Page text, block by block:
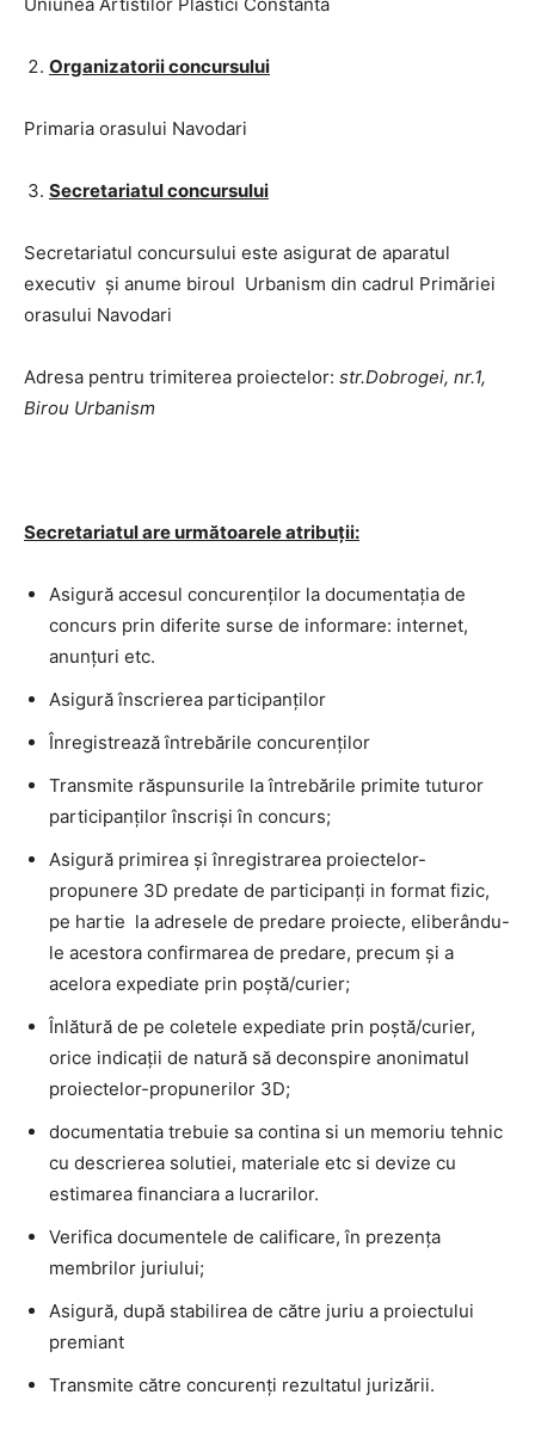
Organizatorii concursului
Primaria orasului Navodari
Secretariatul concursului
Secretariatul concursului este asigurat de aparatul
executiv şi anume biroul Urbanism din cadrul Primăriei
orasului Navodari
Adresa pentru trimiterea proiectelor: str.Dobrogei, nr.1,
Birou Urbanism
Secretariatul are următoarele atribuții:
Asigură accesul concurenţilor la documentaţia de
concurs prin diferite surse de informare: internet,
anunţuri etc.
Asigură înscrierea participanților
Înregistrează întrebările concurenților
Transmite răspunsurile la întrebările primite tuturor
participanților înscriși în concurs;
Asigură primirea și înregistrarea proiectelor-
propunere 3D predate de participanți in format fizic,
pe hartie la adresele de predare proiecte, eliberându-
le acestora confirmarea de predare, precum și a
acelora expediate prin poștă/curier;
Înlătură de pe coletele expediate prin poștă/curier,
orice indicații de natură să deconspire anonimatul
proiectelor-propunerilor 3D;
documentatia trebuie sa contina si un memoriu tehnic
cu descrierea solutiei, materiale etc si devize cu
estimarea financiara a lucrarilor.
Verifica documentele de calificare, în prezența
membrilor juriului;
Asigură, după stabilirea de către juriu a proiectului
premiant
Transmite către concurenți rezultatul jurizării.